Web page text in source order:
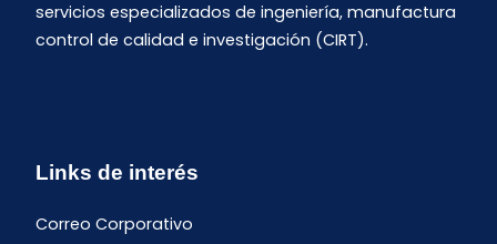
servicios especializados de ingeniería, manufactura
control de calidad e investigación (CIRT).
Links de interés
Correo Corporativo